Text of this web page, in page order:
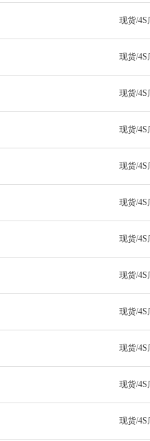
现货/4S